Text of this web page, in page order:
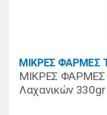
ΜΙΚΡΕΣ ΦΑΡΜΕΣ
ΜΙΚΡΕΣ ΦΑΡΜΕΣ
Λαχανικών 330gr